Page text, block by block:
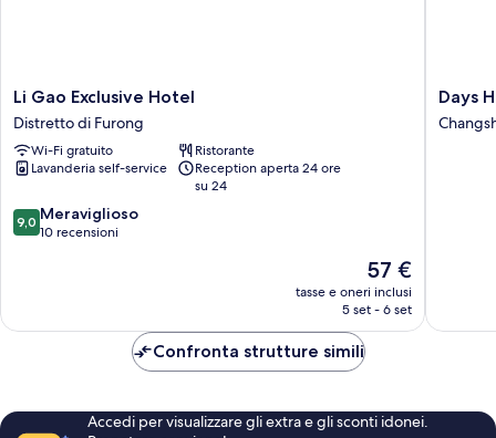
Li
Gao
Exclusive
Hotel
Distretto
Furong
Li Gao Exclusive Hotel
Distretto di Furong
Wi-Fi gratuito
Ristorante
Lavanderia self-service
Reception aperta 24 ore
su 24
9.0
su
9,0 Meraviglioso
10 recensioni
Il
prezzo
attuale
57 €
tasse e oneri inclusi
5 set - 6 set
Days
Hotel
By
Days
Confronta strutture simili
Accedi per visualizzare gli extra e gli sconti idonei.